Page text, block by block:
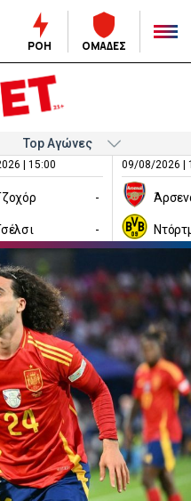
ΡΟΗ ΟΜΑΔΕΣ
| 15:00
-
-
09/08/2026 |